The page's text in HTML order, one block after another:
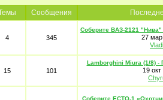
Сообщения
4 345
Соберите ВАЗ-2121
27 мар
15 101
Lamborghini Miura (1/8)
19
Соберите ECTO-1